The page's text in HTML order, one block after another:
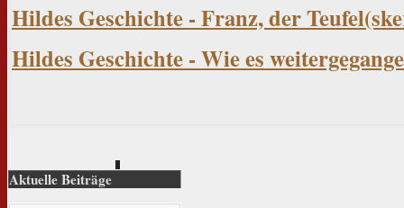
Hildes Geschichte - Franz, der
Hildes Geschichte - Wie es
Aktuelle Beiträge